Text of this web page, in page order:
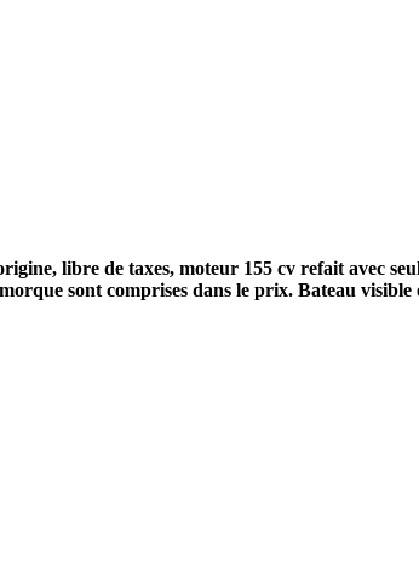
libre de taxes, moteur 155 cv refait avec
sont comprises dans le prix. Bateau